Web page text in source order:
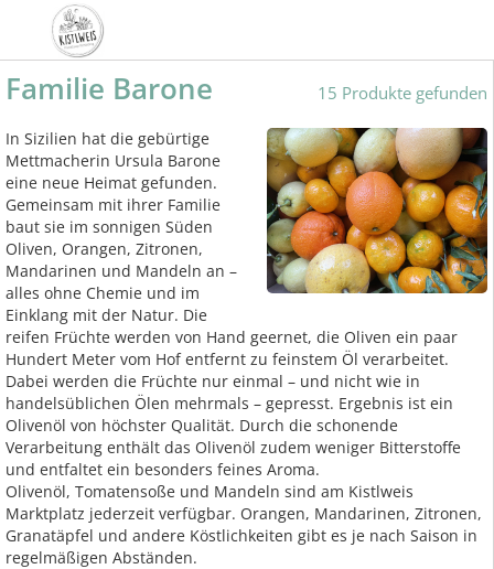
Familie Barone 15 Produkte gefunden
In Sizilien hat die gebürtige
Mettmacherin Ursula Barone
eine neue Heimat gefunden.
Gemeinsam mit ihrer Familie
baut sie im sonnigen Süden
Oliven, Orangen, Zitronen,
Mandarinen und Mandeln an –
alles ohne Chemie und im
Einklang mit der Natur. Die
reifen Früchte werden von Hand geernet, die Oliven ein paar
Hundert Meter vom Hof entfernt zu feinstem Öl verarbeitet.
Dabei werden die Früchte nur einmal – und nicht wie in
handelsüblichen Ölen mehrmals – gepresst. Ergebnis ist ein
Olivenöl von höchster Qualität. Durch die schonende
Verarbeitung enthält das Olivenöl zudem weniger Bitterstoffe
und entfaltet ein besonders feines Aroma.
Olivenöl, Tomatensoße und Mandeln sind am Kistlweis
Marktplatz jederzeit verfügbar. Orangen, Mandarinen, Zitronen,
Granatäpfel und andere Köstlichkeiten gibt es je nach Saison in
regelmäßigen Abständen.